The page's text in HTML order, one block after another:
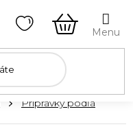
KOŠÍK
Prípravky podľa